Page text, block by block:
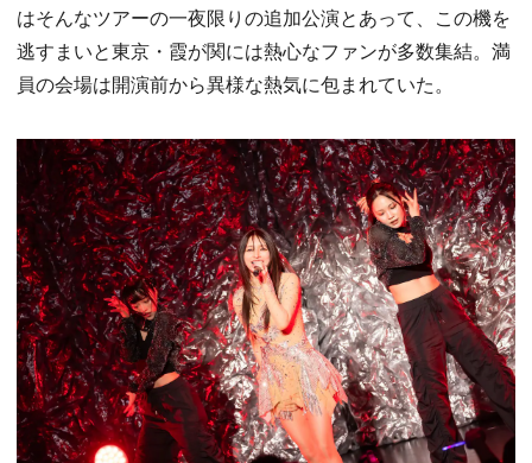
はそんなツアーの一夜限りの追加公演とあって、この機を
逃すまいと東京・霞が関には熱心なファンが多数集結。満
員の会場は開演前から異様な熱気に包まれていた。